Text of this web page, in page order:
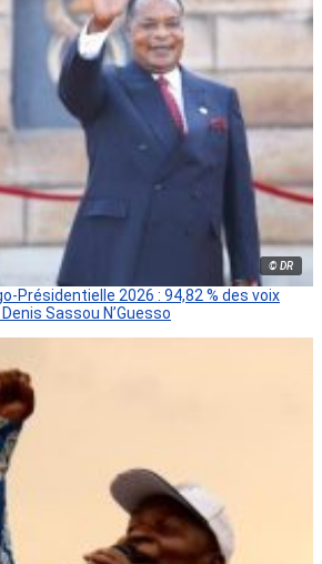
© DR
Présidentielle 2026 : 94,82 % des voix
Sassou N’Guesso